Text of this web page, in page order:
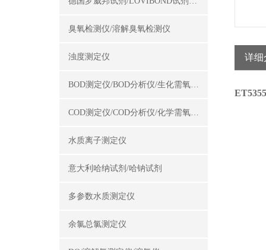
臭氧检测仪/溶解臭氧检测仪
浊度测定仪
BOD测定仪/BOD分析仪/生化需氧量测定仪
COD测定仪/COD分析仪/化学需氧量测定仪
水质离子测定仪
意大利哈纳试剂/哈钠试剂
多参数水质测定仪
余氯总氯测定仪
详细